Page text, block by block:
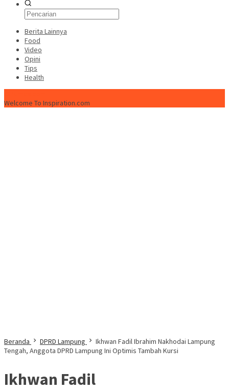
Berita Lainnya
Food
Video
Opini
Tips
Health
Welcome To Inspiration.com
Beranda DPRD Lampung
Ikhwan Fadil Ibrahim Nakhodai Lampung
Tengah, Anggota DPRD Lampung Ini Optimis Tambah Kursi
Ikhwan Fadil